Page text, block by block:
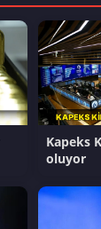
Kapeks
oluyor